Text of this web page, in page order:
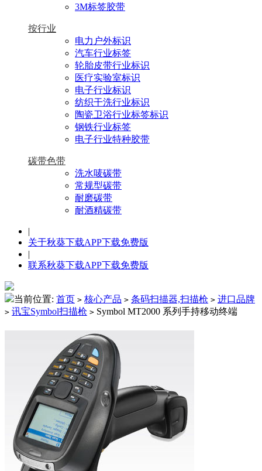
3M标签胶带
按行业
电力户外标识
汽车行业标签
轮胎皮带行业标识
医疗实验室标识
电子行业标识
纺织干洗行业标识
陶瓷卫浴行业标签标识
钢铁行业标签
电子行业特种胶带
碳带色带
洗水唛碳带
常规型碳带
耐磨碳带
耐酒精碳带
|
关于秋葵下载APP下载免费版
|
联系秋葵下载APP下载免费版
当前位置: 首页 > 核心产品 > 条码扫描器,扫描枪 > 进口品牌
> 讯宝Symbol扫描枪 > Symbol MT2000 系列手持移动终端